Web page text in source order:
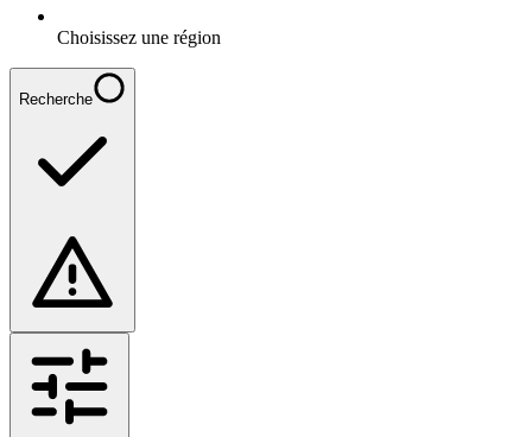
Choisissez une région
Recherche